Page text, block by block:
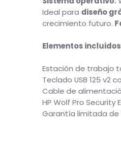
Conectividad:1×
Puertos:USB-C 3.2
Sistema operativo:
crecimiento futuro.
Elementos
Estación de trabajo